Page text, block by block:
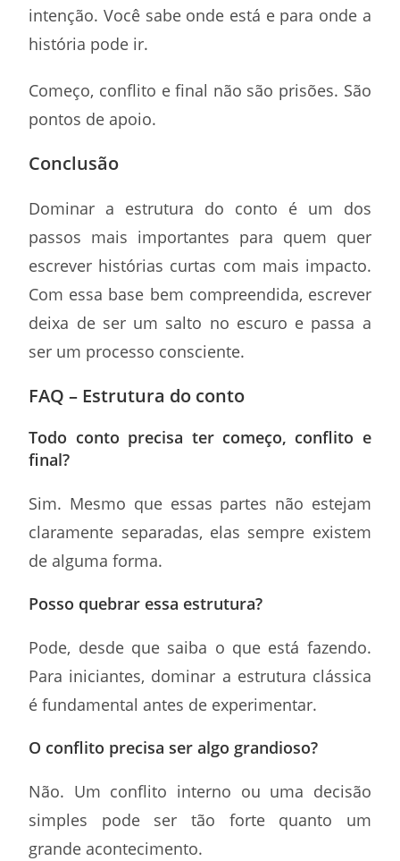
intenção. Você sabe onde está e para onde a
história pode ir.
Começo, conflito e final não são prisões. São
pontos de apoio.
Conclusão
Dominar a estrutura do conto é um dos
passos mais importantes para quem quer
escrever histórias curtas com mais impacto.
Com essa base bem compreendida, escrever
deixa de ser um salto no escuro e passa a
ser um processo consciente.
FAQ – Estrutura do conto
Todo conto precisa ter começo, conflito e
final?
Sim. Mesmo que essas partes não estejam
claramente separadas, elas sempre existem
de alguma forma.
Posso quebrar essa estrutura?
Pode, desde que saiba o que está fazendo.
Para iniciantes, dominar a estrutura clássica
é fundamental antes de experimentar.
O conflito precisa ser algo grandioso?
Não. Um conflito interno ou uma decisão
simples pode ser tão forte quanto um
grande acontecimento.